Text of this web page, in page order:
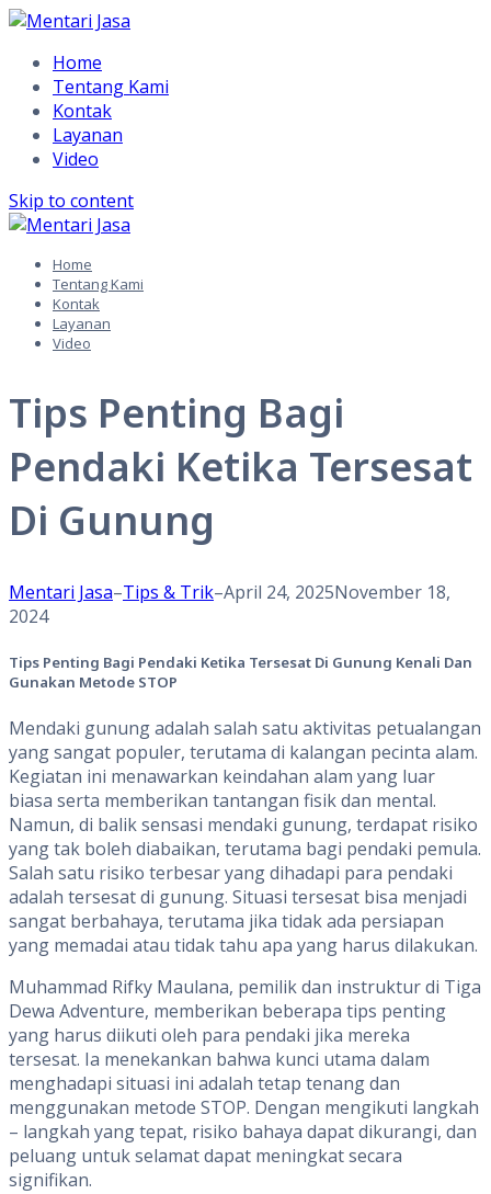
Home
Tentang Kami
Kontak
Layanan
Video
Skip to content
Home
Tentang Kami
Kontak
Layanan
Video
Tips Penting Bagi
Pendaki Ketika Tersesat
Di Gunung
Mentari Jasa–Tips & Trik–April 24, 2025November 18,
2024
Tips Penting Bagi Pendaki Ketika Tersesat Di Gunung Kenali Dan
Gunakan Metode STOP
Mendaki gunung adalah salah satu aktivitas petualangan
yang sangat populer, terutama di kalangan pecinta alam.
Kegiatan ini menawarkan keindahan alam yang luar
biasa serta memberikan tantangan fisik dan mental.
Namun, di balik sensasi mendaki gunung, terdapat risiko
yang tak boleh diabaikan, terutama bagi pendaki pemula.
Salah satu risiko terbesar yang dihadapi para pendaki
adalah tersesat di gunung. Situasi tersesat bisa menjadi
sangat berbahaya, terutama jika tidak ada persiapan
yang memadai atau tidak tahu apa yang harus dilakukan.
Muhammad Rifky Maulana, pemilik dan instruktur di Tiga
Dewa Adventure, memberikan beberapa tips penting
yang harus diikuti oleh para pendaki jika mereka
tersesat. Ia menekankan bahwa kunci utama dalam
menghadapi situasi ini adalah tetap tenang dan
menggunakan metode STOP. Dengan mengikuti langkah
– langkah yang tepat, risiko bahaya dapat dikurangi, dan
peluang untuk selamat dapat meningkat secara
signifikan.